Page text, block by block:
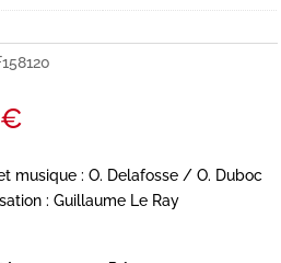
€
musique : O. Delafosse / O. Duboc
: Guillaume Le Ray